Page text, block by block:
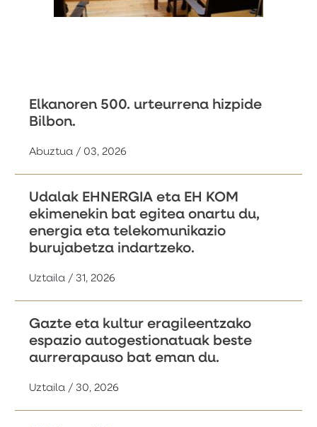
Elkanoren 500. urteurrena hizpide
Bilbon.
Abuztua / 03, 2026
Udalak EHNERGIA eta EH KOM
ekimenekin bat egitea onartu du,
energia eta telekomunikazio
burujabetza indartzeko.
Uztaila / 31, 2026
Gazte eta kultur eragileentzako
espazio autogestionatuak beste
aurrerapauso bat eman du.
Uztaila / 30, 2026